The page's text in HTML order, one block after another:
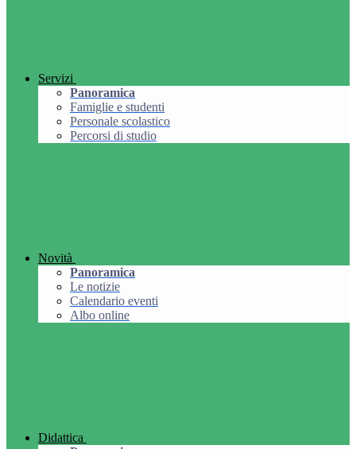
Servizi
Panoramica
Famiglie e studenti
Personale scolastico
Percorsi di studio
Novità
Panoramica
Le notizie
Calendario eventi
Albo online
Didattica